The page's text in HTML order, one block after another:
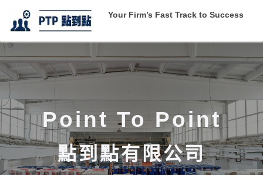
Your Firm’s Fast Track to Success
Point To Point
點到點有限公司